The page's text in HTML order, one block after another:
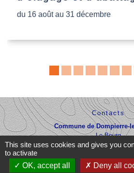
du 16 août au 31 décembre
Contacts
Commune de Dompierre-
Le Bourg
87190 Dompierre-les-
nous contacter
This site uses cookies and gives you
to activate
OK, accept all
Deny all